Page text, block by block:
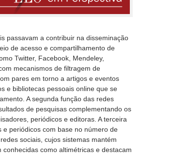
passavam a contribuir na disseminação
de acesso e compartilhamento de
Twitter, Facebook, Mendeley,
mecanismos de filtragem de
pares em torno a artigos e eventos
e bibliotecas pessoais online que se
A segunda função das redes
de pesquisas complementando os
periódicos e editoras. A terceira
periódicos com base no número de
sociais, cujos sistemas mantém
como altimétricas e destacam